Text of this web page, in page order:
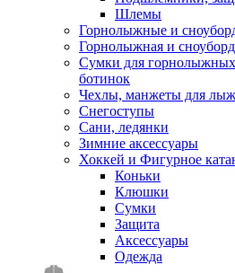
Шлемы
Горнолыжные и
Горнолыжная и
Сумки для
ботинок
Чехлы, манжеты для лыж
Снегоступы
Сани, ледянки
Зимние аксессуары
Хоккей и Фигурное
Коньки
Клюшки
Сумки
Защита
Аксессуары
Одежда